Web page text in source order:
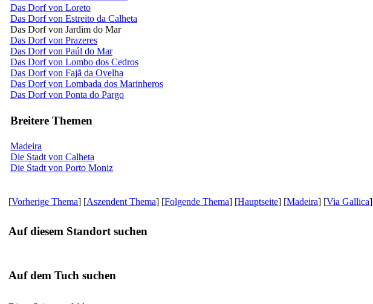
Das Dorf von Loreto
Das Dorf von Estreito da Calheta
Das Dorf von Jardim do Mar
Das Dorf von Prazeres
Das Dorf von Paúl do Mar
Das Dorf von Lombo dos Cedros
Das Dorf von Fajã da Ovelha
Das Dorf von Lombada dos Marinheros
Das Dorf von Ponta do Pargo
Breitere Themen
Madeira
Die Stadt von Calheta
Die Stadt von Porto Moniz
[Vorherige Thema] [Aszendent Thema] [Folgende Thema] [Hauptseite] [Madeira] [Via Gallica]
Auf diesem Standort suchen
Auf dem Tuch suchen